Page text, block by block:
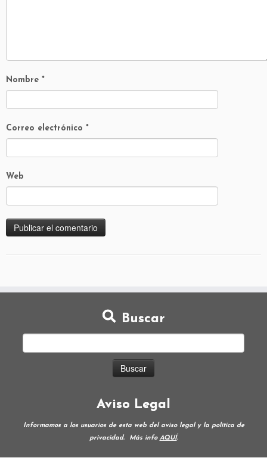
Nombre *
Correo electrónico *
Web
Buscar
Aviso Legal
Informamos a los usuarios de esta web del aviso legal y la política de
privacidad.
Más info AQUÍ.